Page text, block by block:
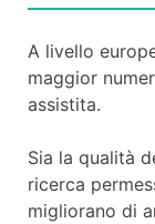
A livello
maggior
assistita.
Sia la qualità
ricerca
migliorano di